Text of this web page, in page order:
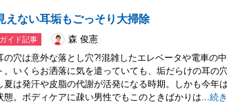
えない耳垢もごっそり大掃除
ガイド記事
森 俊憲
の穴は意外な落とし穴?!混雑したエレベータや電車の
。いくらお洒落に気を遣っていても、垢だらけの耳の
夏は発汗や皮脂の代謝が活発になる時期。しかも今年
態。ボディケアに疎い男性でもこのときばかりは...続